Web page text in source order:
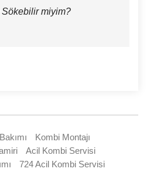
miyim?
Kombi Montajı
Acil Kombi Servisi
724 Acil Kombi Servisi